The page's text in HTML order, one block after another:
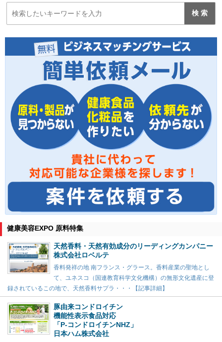
健康美容EXPO 原料特集
天然香料・天然有効成分のリーディングカンパニー
株式会社ロベルテ
香料発祥の地 南フランス・グラース。香料産業の聖地とし
て、ユネスコ（国連教育科学文化機構）の無形文化遺産に登
録されているこの地で、天然香料サプラ・・・【記事詳細】
豚由来コンドロイチン
機能性表示食品対応
「P-コンドロイチンNHZ」
日本ハム株式会社